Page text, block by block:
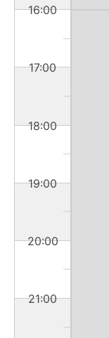
16:00
17:00
18:00
19:00
20:00
21:00